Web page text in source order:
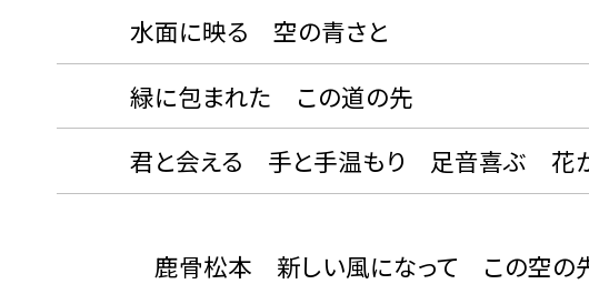
水面に映る 空の青さと
緑に包まれた この道の先
君と会える 手と手温もり 足音喜ぶ 花
鹿骨松本 新しい風になって この空の